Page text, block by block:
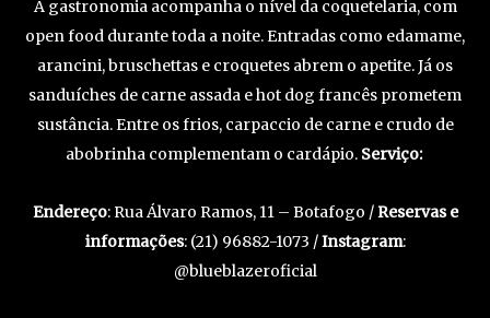
A gastronomia acompanha o nível da coquetelaria, com
open food durante toda a noite. Entradas como edamame,
arancini, bruschettas e croquetes abrem o apetite. Já os
sanduíches de carne assada e hot dog francês prometem
sustância. Entre os frios, carpaccio de carne e crudo de
abobrinha complementam o cardápio. Serviço:
Endereço: Rua Álvaro Ramos, 11 – Botafogo /Reservas e
informações: (21) 96882-1073 /Instagram:
@blueblazeroficial